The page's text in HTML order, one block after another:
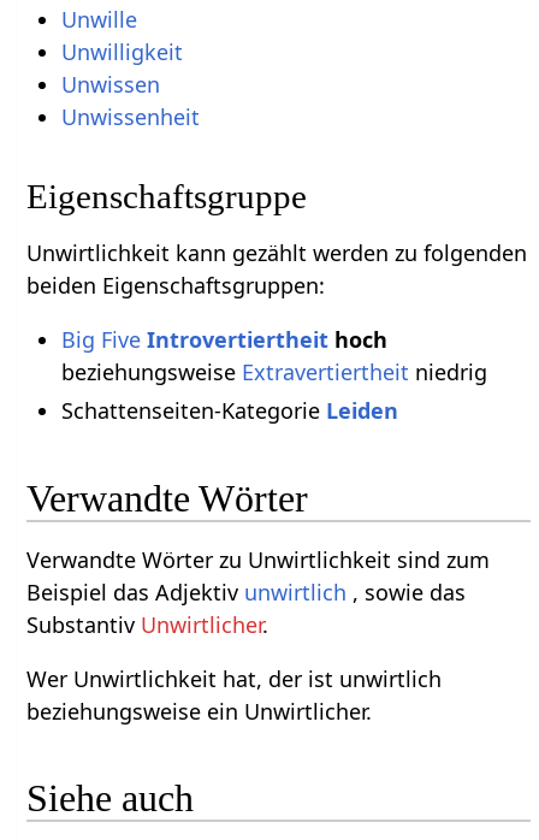
Unwille
Unwilligkeit
Unwissen
Unwissenheit
Eigenschaftsgruppe
Unwirtlichkeit kann gezählt werden zu folgenden
beiden Eigenschaftsgruppen:
Big Five Introvertiertheithoch
beziehungsweise Extravertiertheit niedrig
Schattenseiten-Kategorie Leiden
Verwandte Wörter
Verwandte Wörter zu Unwirtlichkeit sind zum
Beispiel das Adjektiv unwirtlich , sowie das
Substantiv Unwirtlicher.
Wer Unwirtlichkeit hat, der ist unwirtlich
beziehungsweise ein Unwirtlicher.
Siehe auch